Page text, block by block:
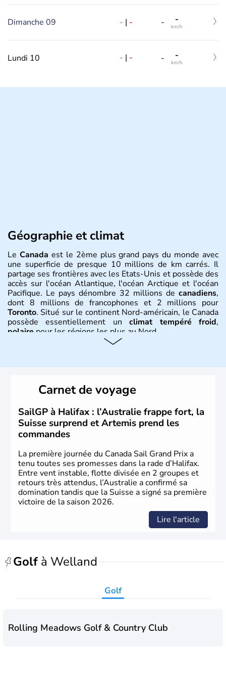
Dimanche 09 - | - - -
km/h
Lundi 10 - | - - -
km/h
Géographie et climat
Le Canada est le 2ème plus grand pays du monde avec
une superficie de presque 10 millions de km carrés. Il
partage ses frontières avec les Etats-Unis et possède des
accès sur l'océan Atlantique, l'océan Arctique et l'océan
Pacifique. Le pays dénombre 32 millions de canadiens,
dont 8 millions de francophones et 2 millions pour
Toronto. Situé sur le continent Nord-américain, le Canada
possède essentiellement unclimat tempéré froid,
polaire pour les régions les plus au Nord.
territoire de la ville de Québec, le Canada passe ensuite
sous le contrôle des Britanniques. L'indépendance du
pays a été obtenue au cours d'un long processus qui s'est
étalé de 1867 à 1982. Le peuple autochtone des Inuits,
aujourd'hui appelé Eskimos, n'est découvert qu'au début
du XXème siècle lors d'une expédition dans le Grand
Nord.
Carnet de voyage
SailGP à Halifax : l’Australie frappe fort, la
Suisse surprend et Artemis prend les
commandes
La première journée du Canada Sail Grand Prix a
tenu toutes ses promesses dans la rade d’Halifax.
Entre vent instable, flotte divisée en 2 groupes et
retours très attendus, l’Australie a confirmé sa
domination tandis que la Suisse a signé sa première
victoire de la saison 2026.
Lire l'article
Golf à Welland
Golf
Rolling Meadows Golf & Country Club